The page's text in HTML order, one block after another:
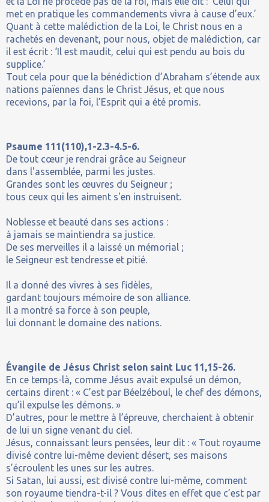
met en pratique les commandements vivra à cause d’eux.’
Quant à cette malédiction de la Loi, le Christ nous en a
rachetés en devenant, pour nous, objet de malédiction, car
il est écrit : ‘Il est maudit, celui qui est pendu au bois du
supplice.’
Tout cela pour que la bénédiction d’Abraham s’étende aux
nations païennes dans le Christ Jésus, et que nous
recevions, par la foi, l’Esprit qui a été promis.
Psaume 111(110),1-2.3-4.5-6.
De tout cœur je rendrai grâce au Seigneur
dans l'assemblée, parmi les justes.
Grandes sont les œuvres du Seigneur ;
tous ceux qui les aiment s'en instruisent.
Noblesse et beauté dans ses actions :
à jamais se maintiendra sa justice.
De ses merveilles il a laissé un mémorial ;
le Seigneur est tendresse et pitié.
Il a donné des vivres à ses fidèles,
gardant toujours mémoire de son alliance.
Il a montré sa force à son peuple,
lui donnant le domaine des nations.
Évangile de Jésus Christ selon saint Luc 11,15-26.
En ce temps-là, comme Jésus avait expulsé un démon,
certains dirent : « C’est par Béelzéboul, le chef des démons,
qu’il expulse les démons. »
D’autres, pour le mettre à l’épreuve, cherchaient à obtenir
de lui un signe venant du ciel.
Jésus, connaissant leurs pensées, leur dit : « Tout royaume
divisé contre lui-même devient désert, ses maisons
s’écroulent les unes sur les autres.
Si Satan, lui aussi, est divisé contre lui-même, comment
son royaume tiendra-t-il ? Vous dites en effet que c’est par